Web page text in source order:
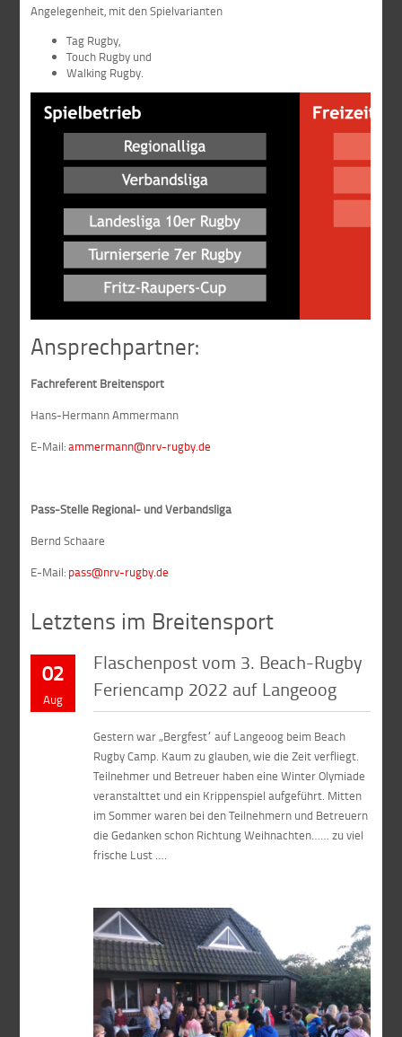
Angelegenheit, mit den Spielvarianten
Tag Rugby,
Touch Rugby und
Walking Rugby.
Ansprechpartner:
Fachreferent Breitensport
Hans-Hermann Ammermann
E-Mail:ammermann@nrv-rugby.de
Pass-Stelle Regional- und Verbandsliga
Bernd Schaare
E-Mail: pass@nrv-rugby.de
Letztens im Breitensport
02
Aug
Flaschenpost vom 3. Beach-Rugby
Feriencamp 2022 auf Langeoog
Gestern war „Bergfest“ auf Langeoog beim Beach
Rugby Camp. Kaum zu glauben, wie die Zeit verfliegt.
Teilnehmer und Betreuer haben eine Winter Olymiade
veranstalttet und ein Krippenspiel aufgeführt. Mitten
im Sommer waren bei den Teilnehmern und Betreuern
die Gedanken schon Richtung Weihnachten…… zu viel
frische Lust ….